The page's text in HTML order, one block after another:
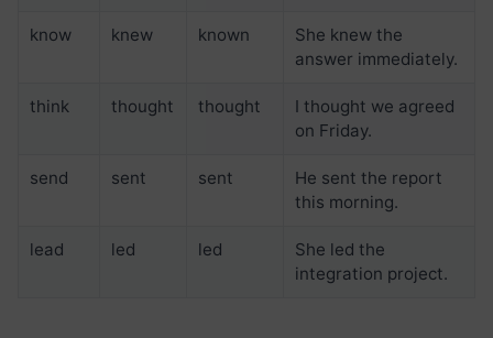
know knew known
She knew the
answer immediately.
think thought thought
I thought we agreed
on Friday.
send sent sent
He sent the report
this morning.
lead led led
She led the
integration project.